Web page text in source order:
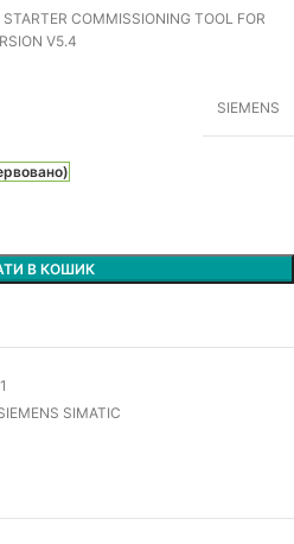
COMMISSIONING TOOL FOR
V5.4
SIEMENS
В КОШИК
SIMATIC